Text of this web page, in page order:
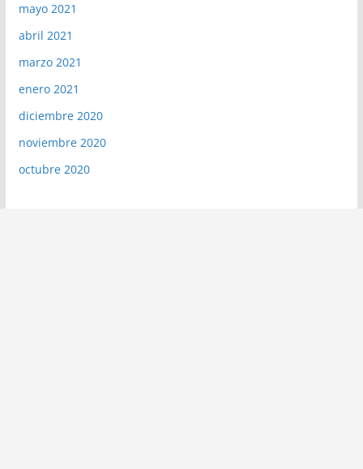
mayo 2021
abril 2021
marzo 2021
enero 2021
diciembre 2020
noviembre 2020
octubre 2020